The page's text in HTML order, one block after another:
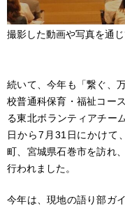
撮影した動画や写真を通
続いて、今年も「繋ぐ、
校普通科保育・福祉コー
る東北ボランティアチー
日から7月31日にかけて
町、宮城県石巻市を訪れ
行われました。
今年は、現地の語り部ガ